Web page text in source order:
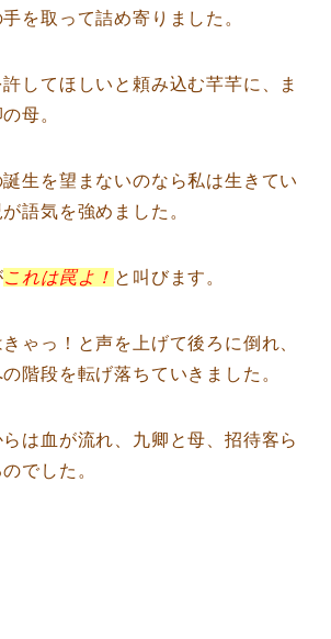
を取って詰め寄りました。
してほしいと頼み込む芊芊に、ま
母。
生を望まないのなら私は生きてい
語気を強めました。
これは罠よ！ と叫びます。
ゃっ！と声を上げて後ろに倒れ、
階段を転げ落ちていきました。
は血が流れ、九卿と母、招待客ら
でした。